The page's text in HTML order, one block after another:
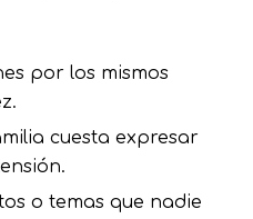
por los mismos
cuesta expresar
o temas que nadie